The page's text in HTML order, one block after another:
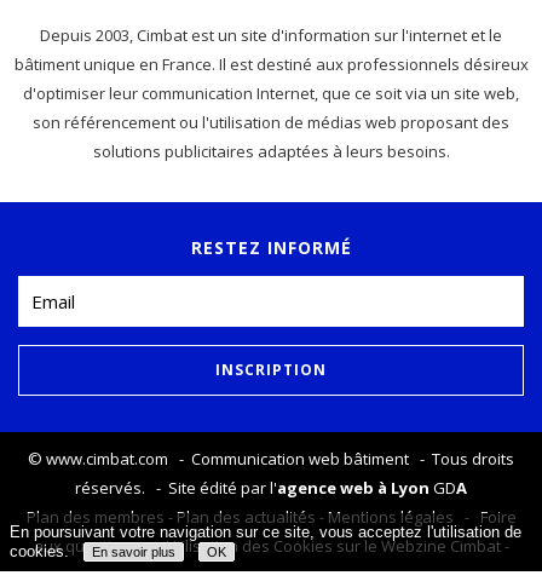
Depuis 2003, Cimbat est un site d'information sur l'internet et le
bâtiment unique en France. Il est destiné aux professionnels désireux
d'optimiser leur communication Internet, que ce soit via un site web,
son référencement ou l'utilisation de médias web proposant des
solutions publicitaires adaptées à leurs besoins.
RESTEZ INFORMÉ
© www.cimbat.com - Communication web bâtiment - Tous droits
réservés. - Site édité par l'agence web à Lyon GDA
Plan des membres -Plan des actualités -Mentions légales - Foire
aux questions-Utilisation des Cookies sur le Webzine Cimbat-
En poursuivant votre navigation sur ce site, vous acceptez l'utilisation de
cookies.
En savoir plus OK